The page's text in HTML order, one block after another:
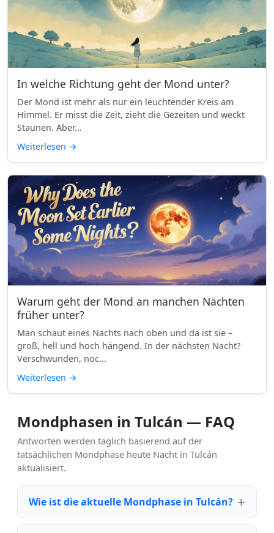
In welche Richtung geht der Mond unter?
Der Mond ist mehr als nur ein leuchtender Kreis am
Himmel. Er misst die Zeit, zieht die Gezeiten und weckt
Staunen. Aber...
Weiterlesen →
Warum geht der Mond an manchen Nächten
früher unter?
Man schaut eines Nachts nach oben und da ist sie –
groß, hell und hoch hängend. In der nächsten Nacht?
Verschwunden, noc...
Weiterlesen →
Mondphasen in Tulcán — FAQ
Antworten werden täglich basierend auf der
tatsächlichen Mondphase heute Nacht in Tulcán
aktualisiert.
Wie ist die aktuelle Mondphase in Tulcán?